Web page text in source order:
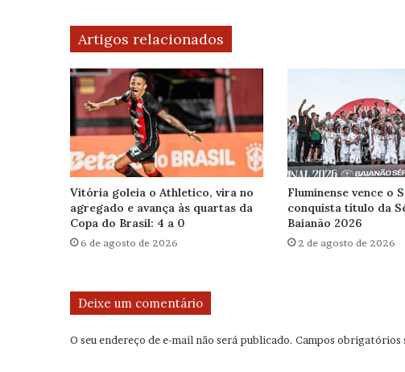
Artigos relacionados
Vitória goleia o Athletico, vira no
agregado e avança às quartas da
Copa do Brasil: 4 a 0
6 de agosto de 2026
Fluminense vence o
conquista título da
Baianão 2026
2 de agosto de 2026
Deixe um comentário
O seu endereço de e-mail não será publicado. Campos obrigatórios